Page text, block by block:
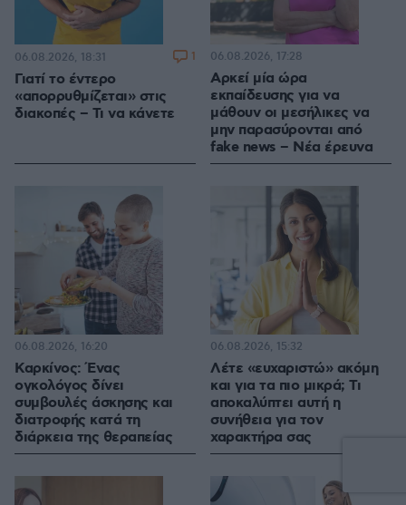
Γιατί το έντερο
«απορρυθμίζεται» στις
διακοπές – Τι να κάνετε
06.08.2026, 18:31 1
Αρκεί μία ώρα
εκπαίδευσης για να
μάθουν οι μεσήλικες να
μην παρασύρονται από
fake news – Νέα έρευνα
06.08.2026, 17:28
Καρκίνος: Ένας
ογκολόγος δίνει
συμβουλές άσκησης και
διατροφής κατά τη
διάρκεια της θεραπείας
06.08.2026, 16:20
Λέτε «ευχαριστώ» ακόμη
και για τα πιο μικρά; Τι
αποκαλύπτει αυτή η
συνήθεια για τον
χαρακτήρα σας
06.08.2026, 15:32